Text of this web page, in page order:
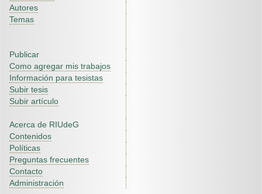
Autores
Temas
Publicar
Como agregar mis trabajos
Información para tesistas
Subir tesis
Subir artículo
Acerca de RIUdeG
Contenidos
Políticas
Preguntas frecuentes
Contacto
Administración